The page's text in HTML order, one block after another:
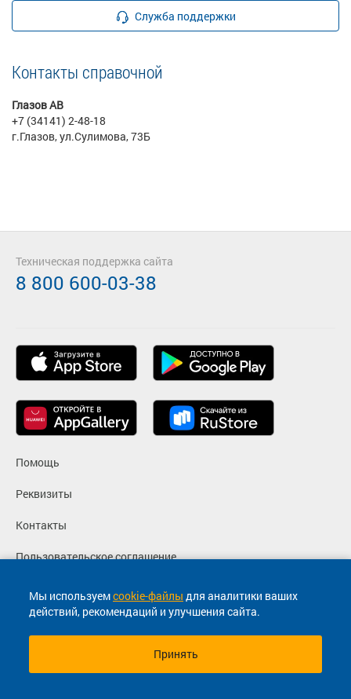
Служба поддержки
Контакты справочной
Глазов АВ
+7 (34141) 2-48-18
г.Глазов, ул.Сулимова, 73Б
Мы используемcookie-файлы для аналитики ваших
действий, рекомендаций и улучшения сайта.
Принять
Помощь
Реквизиты
Контакты
Пользовательское соглашение
Политика конфиденциальности
Согласие на маркетинговые сообщения
Техническая поддержка сайта
8 800 600-03-38
© 2013-2026, ООО "Капитал"- Онлайн сервис продажи